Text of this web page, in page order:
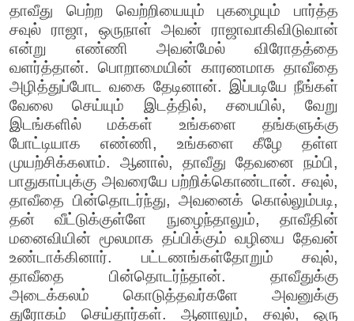
தாவீது பெற்ற வெற்றியையும் புகழையும் பார்த்த
சவுல் ராஜா, ஒருநாள் அவன் ராஜாவாகிவிடுவான்
என்று எண்ணி அவன்மேல் விரோதத்தை
வளர்த்தான். பொறாமையின் காரணமாக தாவீதை
அழித்துப்போட வகை தேடினான். இப்படியே நீங்கள்
வேலை செய்யும் இடத்தில், சபையில், வேறு
இடங்களில் மக்கள் உங்களை தங்களுக்கு
போட்டியாக எண்ணி, உங்களை கீழே தள்ள
முயற்சிக்கலாம். ஆனால், தாவீது தேவனை நம்பி,
பாதுகாப்புக்கு அவரையே பற்றிக்கொண்டான். சவுல்,
தாவீதை பின்தொடர்ந்து, அவனைக் கொல்லும்படி,
தன் வீட்டுக்குள்ளே நுழைந்தாலும், தாவீதின்
மனைவியின் மூலமாக தப்பிக்கும் வழியை தேவன்
உண்டாக்கினார். பட்டணங்கள்தோறும் சவுல்,
தாவீதை பின்தொடர்ந்தான். தாவீதுக்கு
அடைக்கலம் கொடுத்தவர்களே அவனுக்கு
துரோகம் செய்தார்கள். ஆனாலும், சவுல், ஒரு